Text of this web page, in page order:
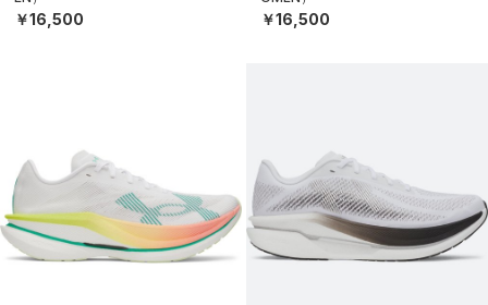
￥16,500 ￥16,500